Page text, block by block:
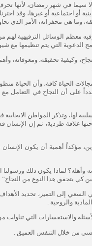
سيما في شهر رمضان، لأنها
أو غيرها، وقد اخترنا
وما هي محفزاته، الأمر الذي
معظم الوسائل الترفيهية
التي يتم تنظيمها مع
تحقيقه، ومعوقاته،
الحياة كافة، وأن الحياة
على أن النجاح في التعامل
وتذكر المواطن الايجابية
علاقة طردية، ثم إن
مؤكداً أهمية أن يكون
لماذا يكون ذلك ورسولنا
كي يتحقق هذا النوع من النجاح” .
إلى التميز، تحديد الأهداف،
والروحية .
والاستفسارات التي تناولت
من خلال التنفس العميق .